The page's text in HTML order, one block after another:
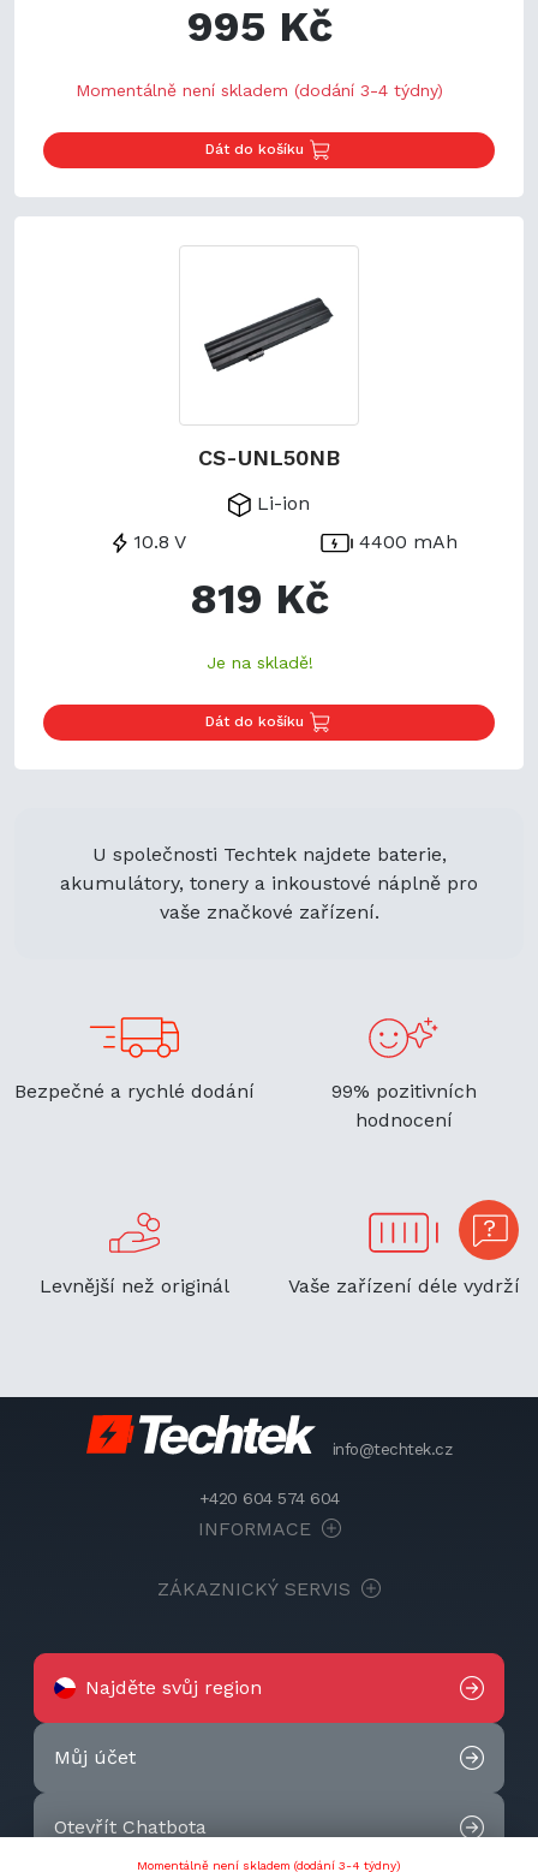
Momentálně není skladem (dodání 3-4 týdny)
995 Kč
Momentálně není skladem (dodání 3-4 týdny)
Dát do košíku
CS-UNL50NB
Li-ion
10.8 V
4400 mAh
819 Kč
Je na skladě!
Dát do košíku
U společnosti Techtek najdete baterie,
akumulátory, tonery a inkoustové náplně pro
vaše značkové zařízení.
Bezpečné a rychlé dodání
99% pozitivních
hodnocení
Levnější než originál Vaše zařízení déle vydrží
info@techtek.cz
+420 604 574 604
INFORMACE
ZÁKAZNICKÝ SERVIS
Najděte svůj region
Můj účet
Otevřít Chatbota